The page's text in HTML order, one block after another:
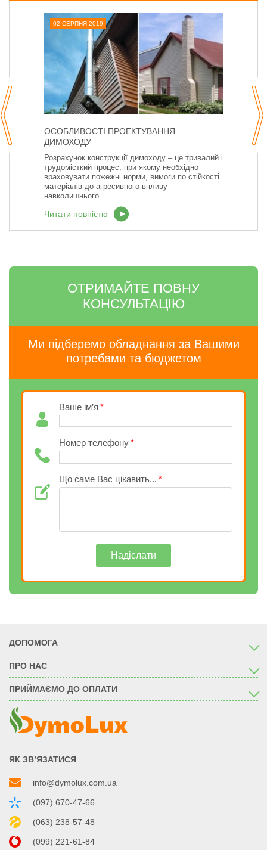
02 СЕРПНЯ 2019
ОСОБЛИВОСТІ ПРОЕКТУВАННЯ
ДИМОХОДУ
Розрахунок конструкції димоходу – це тривалий і
трудомісткий процес, при якому необхідно
враховувати пожежні норми, вимоги по стійкості
матеріалів до агресивного впливу
навколишнього...
Читати повністю
ОТРИМАЙТЕ ПОВНУ
КОНСУЛЬТАЦІЮ
Ми підберемо обладнання за Вашими
потребами та бюджетом
Ваше ім’я
Номер телефону
Що саме Вас цікавить...
Надіслати
ДОПОМОГА
ПРО НАС
ПРИЙМАЄМО ДО ОПЛАТИ
ЯК ЗВ’ЯЗАТИСЯ
info@dymolux.com.ua
(097) 670-47-66
(063) 238-57-48
(099) 221-61-84